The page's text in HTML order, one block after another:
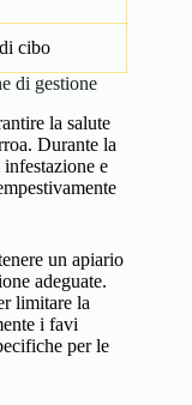
cibo
di gestione
la salute
Durante la
e
un apiario
adeguate.
limitare la
i favi
per le